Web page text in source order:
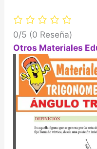
0/5 (0 Reseña)
Otros Materiales